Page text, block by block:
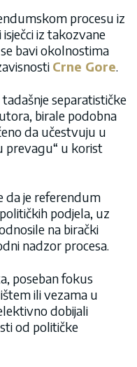
procesu iz
iz takozvane
bavi okolnostima
Crne Gore.
separatističke
birale podobna
da učestvuju u
prevagu“ u korist
da je referendum
podjela, uz
na birački
nadzor procesa.
poseban fokus
ili vezama u
dobijali
od političke